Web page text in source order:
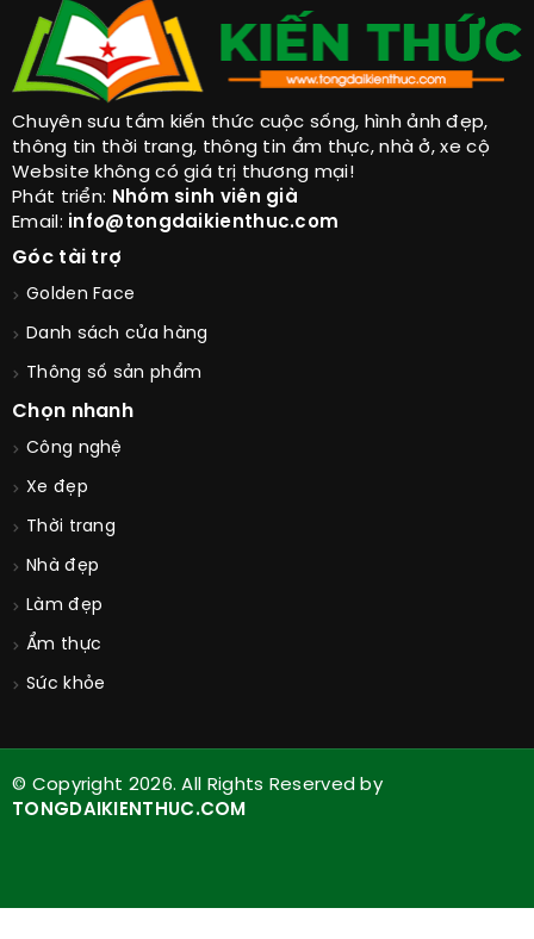
Chuyên sưu tầm kiến thức cuộc sống, hình ảnh đẹp,
thông tin thời trang, thông tin ẩm thực, nhà ở, xe cộ
Website không có giá trị thương mại!
Phát triển: Nhóm sinh viên già
Email: info@tongdaikienthuc.com
Góc tài trợ
Golden Face
Danh sách cửa hàng
Thông số sản phẩm
Chọn nhanh
Công nghệ
Xe đẹp
Thời trang
Nhà đẹp
Làm đẹp
Ẩm thực
Sức khỏe
© Copyright 2026. All Rights Reserved by
TONGDAIKIENTHUC.COM